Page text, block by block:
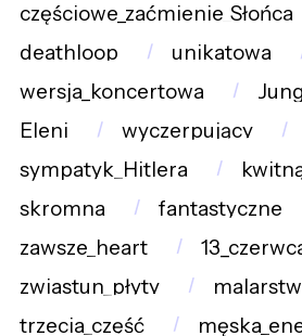
częściowe_zaćmienie_Słońca
deathloop
unikatowa
wersja_koncertowa
Eleni
wyczerpujący
sympatyk_Hitlera
skromna
fantastyczne
zawsze_heart
zwiastun_płyty
trzecia_część